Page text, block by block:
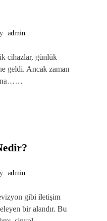
admin
cihazlar, günlük
geldi. Ancak zaman
admin
gibi iletişim
bir alandır. Bu